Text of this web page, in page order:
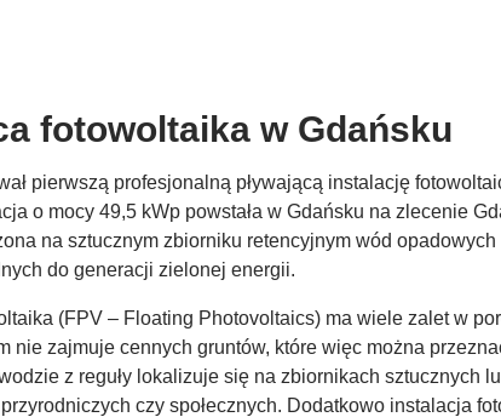
fotowoltaika w Gdańsku
pierwszą profesjonalną pływającą instalację
o mocy 49,5 kWp powstała w Gdańsku na zlecenie
na sztucznym zbiorniku retencyjnym wód
do generacji zielonej energii.
(FPV – Floating Photovoltaics) ma wiele zalet w
nie zajmuje cennych gruntów, które więc można
z reguły lokalizuje się na zbiornikach sztucznych
czy społecznych. Dodatkowo instalacja